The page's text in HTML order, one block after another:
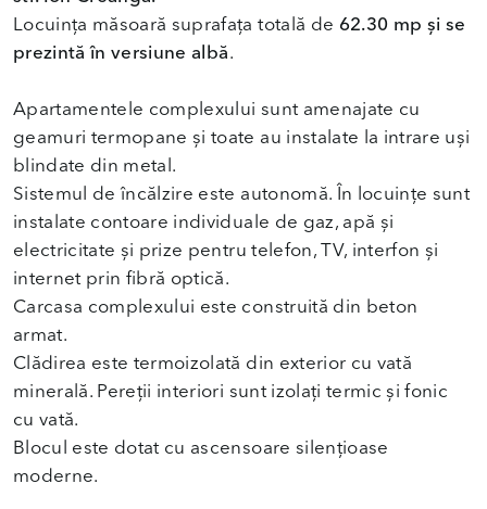
Locuința măsoară suprafața totală de 62.30 mp și se
prezintă în versiune albă.
Apartamentele complexului sunt amenajate cu
geamuri termopane și toate au instalate la intrare uși
blindate din metal.
Sistemul de încălzire este autonomă. În locuințe sunt
instalate contoare individuale de gaz, apă și
electricitate și prize pentru telefon, TV, interfon și
internet prin fibră optică.
Carcasa complexului este construită din beton
armat.
Clădirea este termoizolată din exterior cu vată
minerală. Pereții interiori sunt izolați termic și fonic
cu vată.
Blocul este dotat cu ascensoare silențioase
moderne.